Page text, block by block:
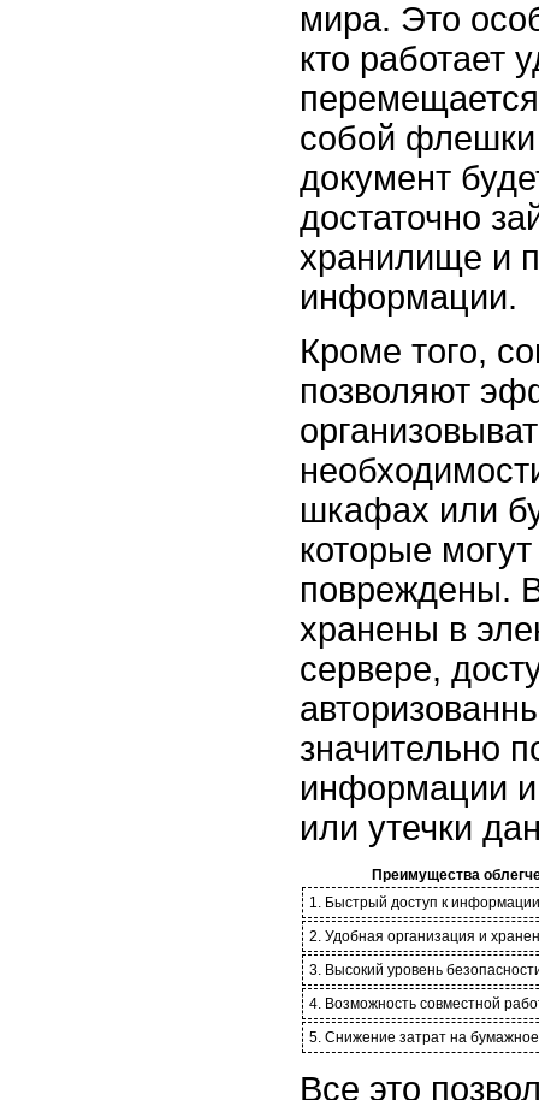
мира. Это
кто работает
собой
документ
достаточно
хранилище и
информации.
Кроме того,
позволяют
шкафах или
которые
повреждены.
хранены в
сервере,
значительно
информации и
или утечки
Преимущества
1. Быстрый доступ к
2. Удобная организация и
3. Высокий уровень
4. Возможность совместной
5. Снижение затрат на
Все это